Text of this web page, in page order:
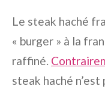
Le steak haché
« burger » à la
raffiné.
steak haché n’est